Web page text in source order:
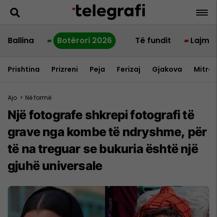
Ballina Botërori 2026 Të fundit Lajme
Prishtina Prizreni Peja Ferizaj Gjakova
Ajo > Në formë
Një fotografe shkrepi fotografi të
grave nga kombe të ndryshme, për
të na treguar se bukuria është një
gjuhë universale